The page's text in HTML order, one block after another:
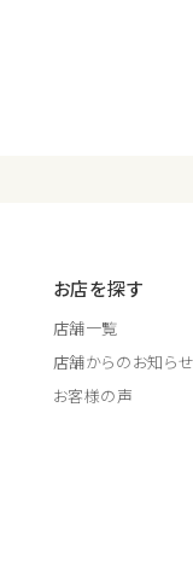
お店を探す
店舗一覧
店舗からのお知らせ
お客様の声